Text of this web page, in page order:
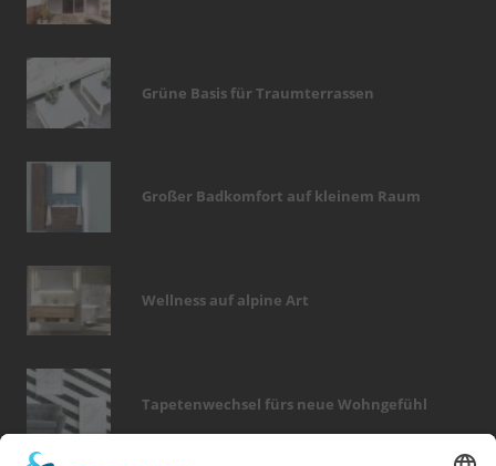
Grüne Basis für Traumterrassen
Großer Badkomfort auf kleinem Raum
Wellness auf alpine Art
Tapetenwechsel fürs neue Wohngefühl